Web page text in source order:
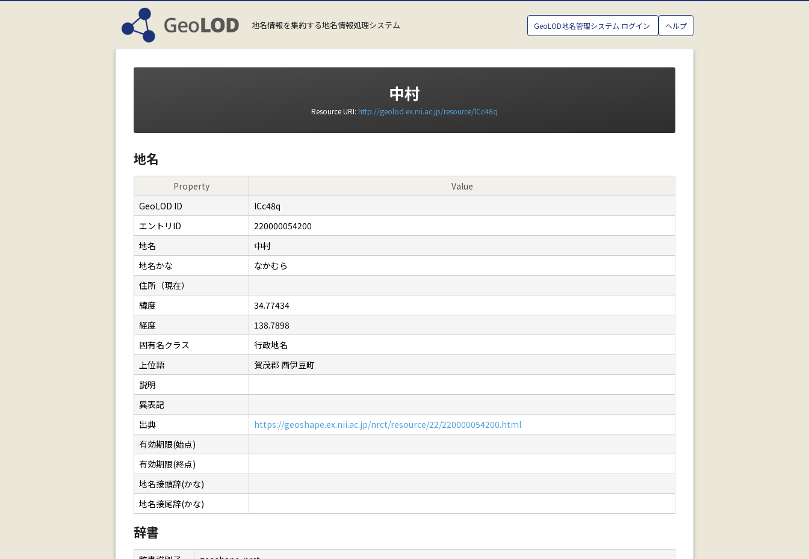
地名情報を集約する地名情報処理システム GeoLOD地名管理システム ログイン ヘルプ
中村
Resource URI: http://geolod.ex.nii.ac.jp/resource/lCc48q
地名
Property
Value
GeoLOD ID
lCc48q
エントリID
220000054200
地名
中村
地名かな
なかむら
住所（現在）
緯度
34.77434
経度
138.7898
固有名クラス
行政地名
上位語
賀茂郡 西伊豆町
説明
異表記
出典
https://geoshape.ex.nii.ac.jp/nrct/resource/22/220000054200.html
有効期限(始点)
有効期限(終点)
地名接頭辞(かな)
地名接尾辞(かな)
辞書